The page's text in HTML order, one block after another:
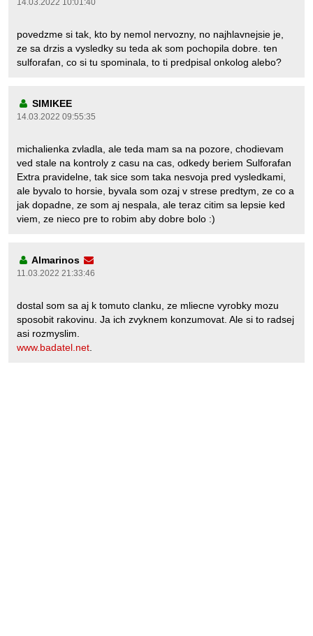
14.03.2022 10:01:40
povedzme si tak, kto by nemol nervozny, no najhlavnejsie je,
ze sa drzis a vysledky su teda ak som pochopila dobre. ten
sulforafan, co si tu spominala, to ti predpisal onkolog alebo?
SIMIKEE
14.03.2022 09:55:35
michalienka zvladla, ale teda mam sa na pozore, chodievam
ved stale na kontroly z casu na cas, odkedy beriem Sulforafan
Extra pravidelne, tak sice som taka nesvoja pred vysledkami,
ale byvalo to horsie, byvala som ozaj v strese predtym, ze co a
jak dopadne, ze som aj nespala, ale teraz citim sa lepsie ked
viem, ze nieco pre to robim aby dobre bolo :)
Almarinos
11.03.2022 21:33:46
dostal som sa aj k tomuto clanku, ze mliecne vyrobky mozu
sposobit rakovinu. Ja ich zvyknem konzumovat. Ale si to radsej
asi rozmyslim.
www.badatel.net